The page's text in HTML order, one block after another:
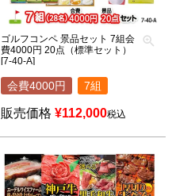
ゴルフコンペ 景品セット 7組会
費4000円 20点（標準セット）
[7-40-A]
会費4000円 7組
販売価格 ¥112,000税込